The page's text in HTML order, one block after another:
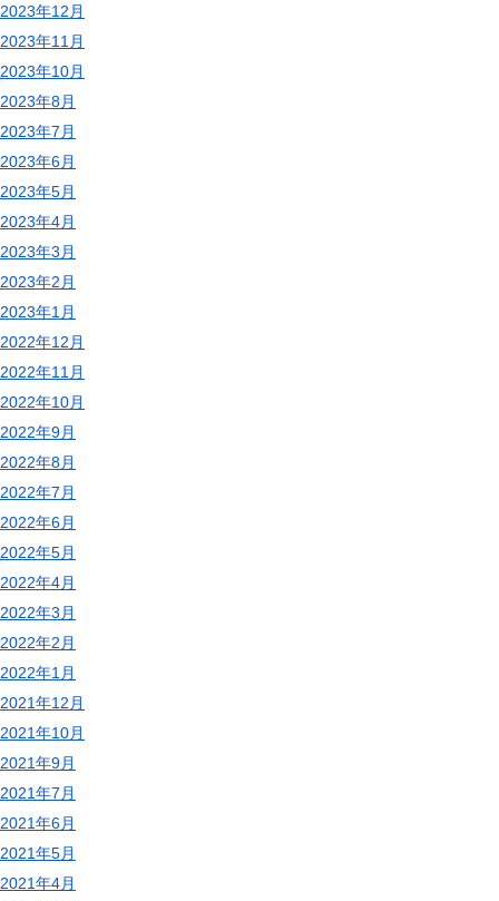
2023年12月
2023年11月
2023年10月
2023年8月
2023年7月
2023年6月
2023年5月
2023年4月
2023年3月
2023年2月
2023年1月
2022年12月
2022年11月
2022年10月
2022年9月
2022年8月
2022年7月
2022年6月
2022年5月
2022年4月
2022年3月
2022年2月
2022年1月
2021年12月
2021年10月
2021年9月
2021年7月
2021年6月
2021年5月
2021年4月